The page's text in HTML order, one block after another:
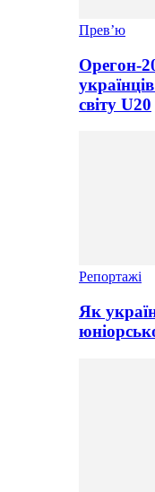
Прев’ю
Орегон-
світу U20
Репортажі
Як